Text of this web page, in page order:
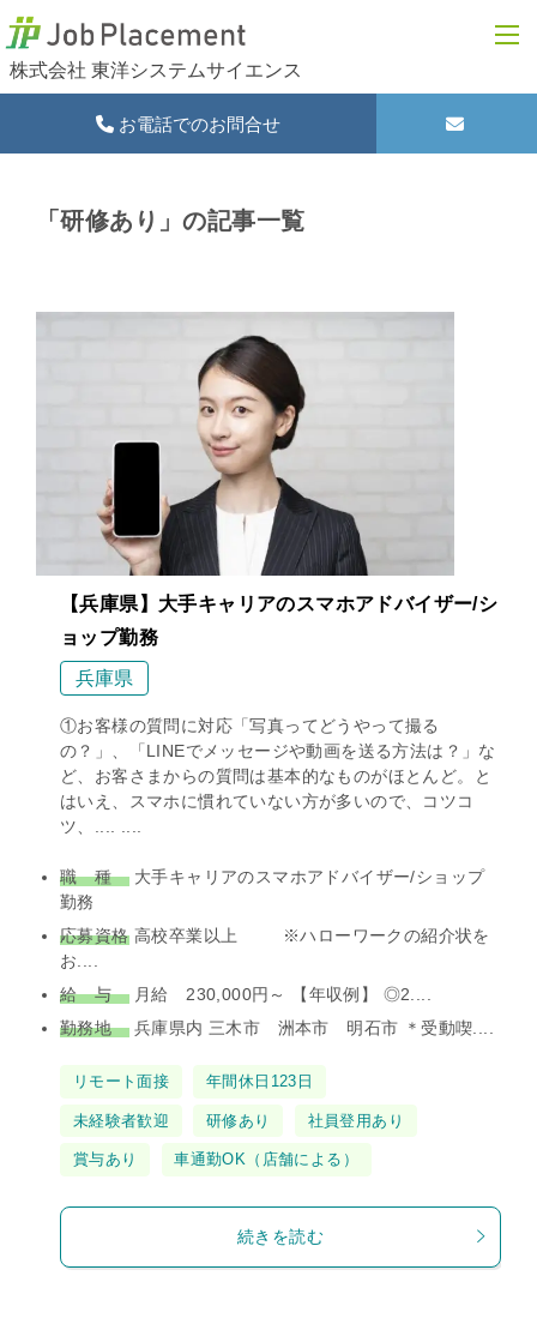
株式会社 東洋システムサイエンス
お電話でのお問合せ
「研修あり」の記事一覧
【兵庫県】大手キャリアのスマホアドバイザー/シ
ョップ勤務
兵庫県
①お客様の質問に対応「写真ってどうやって撮る
の？」、「LINEでメッセージや動画を送る方法は？」な
ど、お客さまからの質問は基本的なものがほとんど。と
はいえ、スマホに慣れていない方が多いので、コツコ
ツ、.... ....
職 種大手キャリアのスマホアドバイザー/ショップ
勤務
応募資格高校卒業以上 ※ハローワークの紹介状を
お....
給 与月給 230,000円～ 【年収例】 ◎2....
勤務地兵庫県内 三木市 洲本市 明石市 ＊受動喫....
タリモート面接 年間休日123日
未経験者歓迎 研修あり 社員登用あり
賞与あり 車通勤OK（店舗による）
続きを読む